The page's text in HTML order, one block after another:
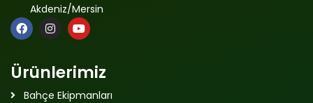
Akdeniz/Mersin
Ürünlerimiz
Bahçe Ekipmanları